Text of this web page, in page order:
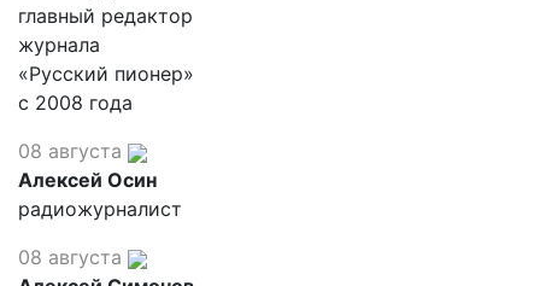
главный редактор
журнала
«Русский пионер»
с 2008 года
08 августа
Алексей Осин
радиожурналист
08 августа